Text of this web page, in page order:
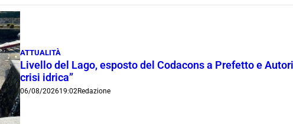
ATTUALITÀ
Livello del Lago, esposto del Codacons a Prefetto e
crisi idrica”
06/08/202619:02Redazione